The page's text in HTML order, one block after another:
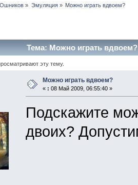
» Эмуляция» Можно играть вдвоем?
Тема: Можно играть
эту тему.
Можно играть вдвоем?
« : 08 Май 2009, 06:55:40 »
Подскажите
двоих?